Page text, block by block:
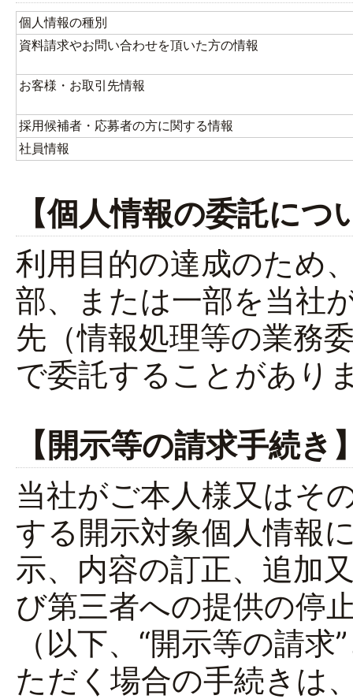
個人情報の種別
資料請求やお問い合わせを頂いた方の情報
お客様・お取引先情報
採用候補者・応募者の方に関する情報
社員情報
【個人情報の委託につ
利用目的の達成のため
部、または一部を当社
先（情報処理等の業務
で委託することがあり
【開示等の請求手続き
当社がご本人様又はそ
する開示対象個人情報
示、内容の訂正、追加
び第三者への提供の停
（以下、“開示等の請
ただく場合の手続きは